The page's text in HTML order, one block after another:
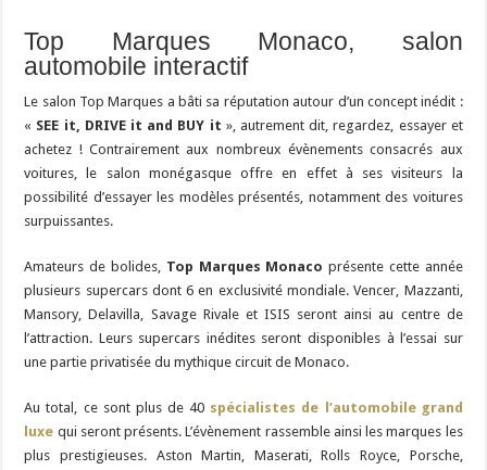
Top Marques Monaco, salon
automobile interactif
Le salon Top Marques a bâti sa réputation autour d’un concept inédit :
« SEE it, DRIVE it and BUY it », autrement dit, regardez, essayer et
achetez ! Contrairement aux nombreux évènements consacrés aux
voitures, le salon monégasque offre en effet à ses visiteurs la
possibilité d’essayer les modèles présentés, notamment des voitures
surpuissantes.
Amateurs de bolides, Top Marques Monaco présente cette année
plusieurs supercars dont 6 en exclusivité mondiale. Vencer, Mazzanti,
Mansory, Delavilla, Savage Rivale et ISIS seront ainsi au centre de
l’attraction. Leurs supercars inédites seront disponibles à l’essai sur
une partie privatisée du mythique circuit de Monaco.
Au total, ce sont plus de 40 spécialistes de l’automobile grand
luxe qui seront présents. L’évènement rassemble ainsi les marques les
plus prestigieuses. Aston Martin, Maserati, Rolls Royce, Porsche,